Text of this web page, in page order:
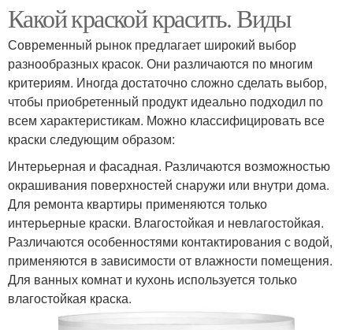
Какой краской красить. Виды
Современный рынок предлагает широкий выбор
разнообразных красок. Они различаются по многим
критериям. Иногда достаточно сложно сделать выбор,
чтобы приобретенный продукт идеально подходил по
всем характеристикам. Можно классифицировать все
краски следующим образом:
Интерьерная и фасадная. Различаются возможностью
окрашивания поверхностей снаружи или внутри дома.
Для ремонта квартиры применяются только
интерьерные краски. Влагостойкая и невлагостойкая.
Различаются особенностями контактирования с водой,
применяются в зависимости от влажности помещения.
Для ванных комнат и кухонь используется только
влагостойкая краска.